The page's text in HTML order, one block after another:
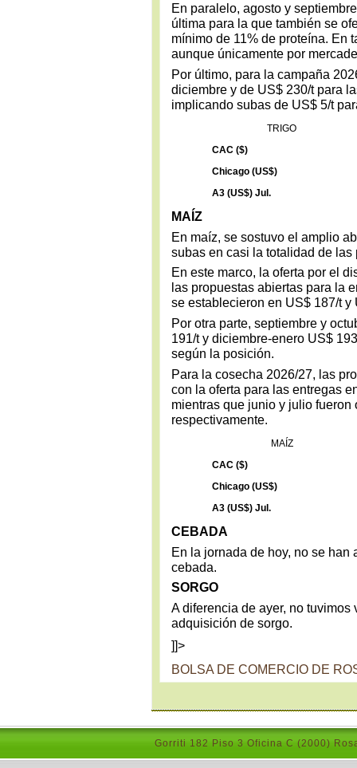
En paralelo, agosto y
última para la que también se
mínimo de 11% de proteína. En
aunque únicamente por
Por último, para la campaña
diciembre y de US$ 230/t para
implicando subas de US$ 5/t
TRIGO
CAC ($)
Chicago (US$)
A3 (US$) Jul.
MAÍZ
En maíz, se sostuvo el amplio
subas en casi la totalidad de
En este marco, la oferta por el
las propuestas abiertas para la
se establecieron en US$ 187/t y
Por otra parte, septiembre y
191/t y diciembre-enero US$
según la posición.
Para la cosecha 2026/27, las
con la oferta para las entregas
mientras que junio y julio
respectivamente.
MAÍZ
CAC ($)
Chicago (US$)
A3 (US$) Jul.
CEBADA
En la jornada de hoy, no se
cebada.
SORGO
A diferencia de ayer, no
adquisición de sorgo.
]]>
BOLSA DE COMERCIO DE
Gorriti 182 Piso 3 Oficina C (2000)